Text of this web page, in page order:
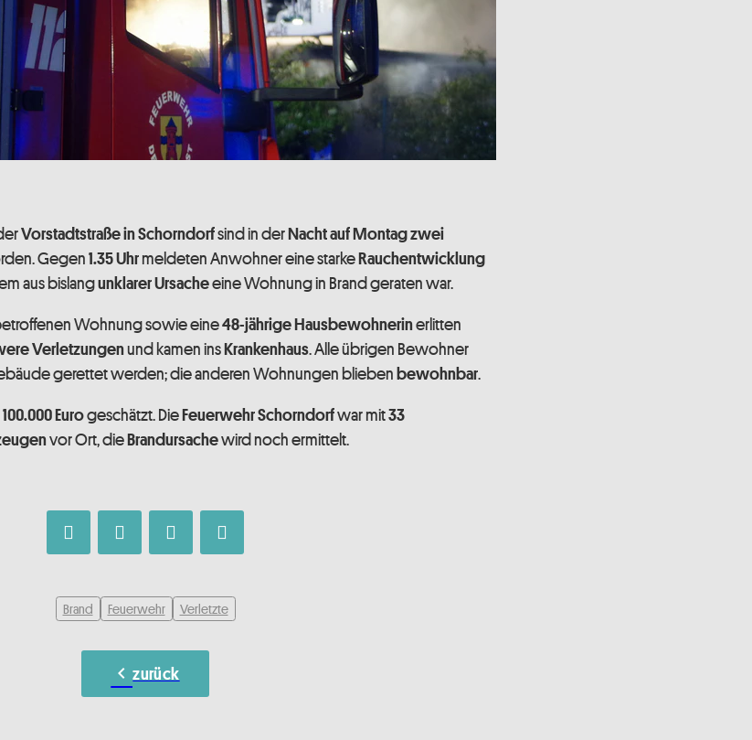
Vorstadtstraße in Schorndorfsind in derNacht auf Montagzwei
Gegen 1.35 Uhr meldeten Anwohner eine starkeRauchentwicklung
aus bislangunklarer Ursacheeine Wohnung in Brand geraten war.
Wohnung sowie eine48-jährige Hausbewohnerinerlitten
Verletzungenund kamen insKrankenhaus. Alle übrigen Bewohner
gerettet werden; die anderen Wohnungen blieben bewohnbar.
100.000 Eurogeschätzt. DieFeuerwehr Schorndorfwar mit33
vor Ort, dieBrandursachewird noch ermittelt.
Brand Feuerwehr Verletzte
chevron_leftzurück